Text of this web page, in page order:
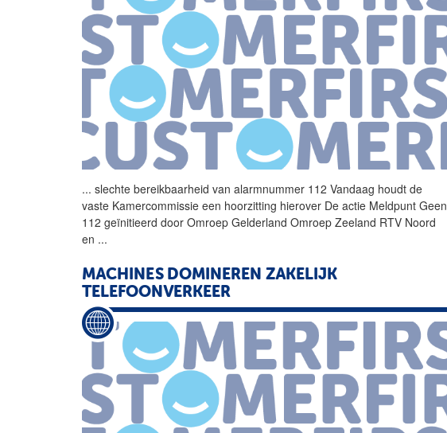
... slechte bereikbaarheid vanalarmnummer 112 Vandaag houdt de
vaste Kamercommissie een hoorzitting hierover De actie Meldpunt Geen
112 geïnitieerd door Omroep Gelderland Omroep Zeeland RTV Noord
en ...
MACHINES DOMINEREN ZAKELIJK
TELEFOONVERKEER